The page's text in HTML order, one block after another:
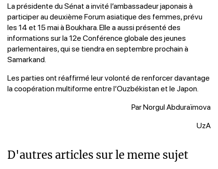
La présidente du Sénat a invité l’ambassadeur japonais à
participer au deuxième Forum asiatique des femmes, prévu
les 14 et 15 mai à Boukhara. Elle a aussi présenté des
informations sur la 12e Conférence globale des jeunes
parlementaires, qui se tiendra en septembre prochain à
Samarkand.
Les parties ont réaffirmé leur volonté de renforcer davantage
la coopération multiforme entre l’Ouzbékistan et le Japon.
Par Norgul Abduraïmova
UzA
D'autres articles sur le meme sujet